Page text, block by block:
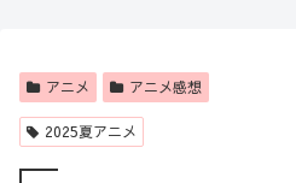
アニメ アニメ感想
2025夏アニメ